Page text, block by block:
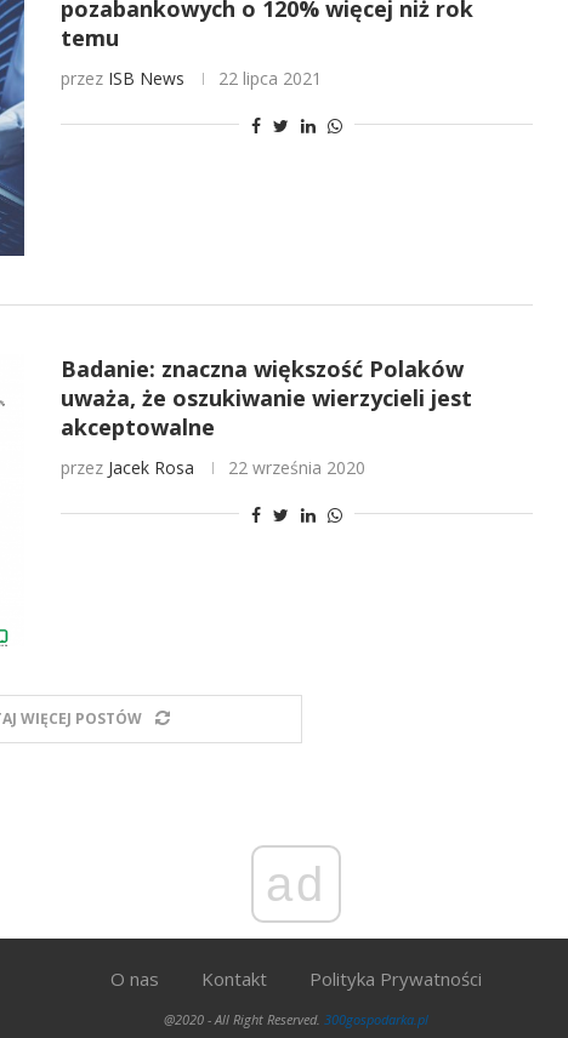
pozabankowych o 120% więcej niż rok
temu
przez ISB News 22 lipca 2021
Badanie: znaczna większość Polaków
uważa, że oszukiwanie wierzycieli jest
akceptowalne
przez Jacek Rosa 22 września 2020
WIĘCEJ POSTÓW
ad
O nas Kontakt Polityka Prywatności
@2020 - All Right Reserved. 300gospodarka.pl